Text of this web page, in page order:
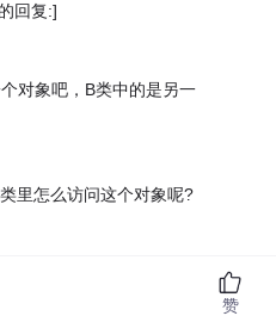
回复:]
对象吧，B类中的是另一
里怎么访问这个对象呢?
赞